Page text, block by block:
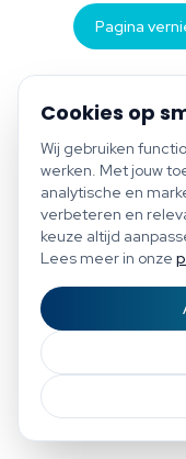
Bespaar tot €1.200
Gratis scan of plan
Cookies op
Wij gebruiken
werken. Met jouw
analytische en
verbeteren en
keuze altijd
Lees meer in onze
Pagina